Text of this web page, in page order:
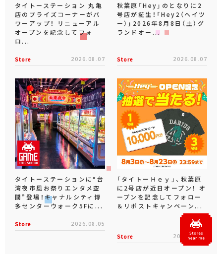
タイトーステーション 丸亀
店のプライズコーナーがパ
ワーアップ！ リニューアル
オープンを記念してフォ
ロ...
Store 2026.08.07
秋葉原「Hey」のとなりに2
号店が誕生！「Hey2（ヘイツ
ー）」2026年8月8日（土）グ
ランドオー...
Store 2026.08.07
タイトーステーションに“台
湾夜市風お祭りエンタメ空
間”登場！キャナルシティ博
多センターウォーク5Fに...
Store 2026.08.05
「タイトーＨｅｙ」、秋葉原
に2号店が近日オープン！ オ
ープンを記念してフォロー
＆リポストキャンペーン...
Store 2026.08.03